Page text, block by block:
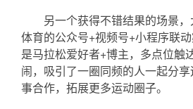
另一个获得不错结果的场景，
体育的公众号+视频号+小程序联
是马拉松爱好者+博主，多点位触
闹，吸引了一圈同频的人一起分
事合作，拓展更多运动圈子。